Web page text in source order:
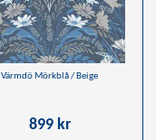
Värmdö Mörkblå / Beige
899 kr